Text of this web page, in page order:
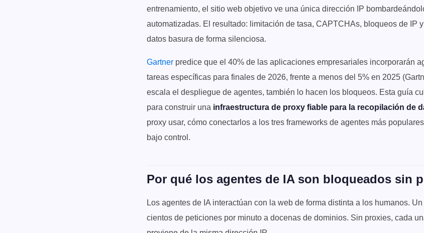
entrenamiento, el sitio web objetivo ve una única dirección IP
automatizadas. El resultado: limitación de tasa, CAPTCHAs, bloqueos de IP
datos basura de forma silenciosa.
Gartner predice que el 40% de las aplicaciones empresariales incorporarán
tareas específicas para finales de 2026, frente a menos del 5% en 2025
escala el despliegue de agentes, también lo hacen los bloqueos. Esta guía
para construir una infraestructura de proxy fiable para la recopilación de
proxy usar, cómo conectarlos a los tres frameworks de agentes más
bajo control.
Por qué los agentes de IA son bloqueados sin
Los agentes de IA interactúan con la web de forma distinta a los humanos.
cientos de peticiones por minuto a docenas de dominios. Sin proxies, cada